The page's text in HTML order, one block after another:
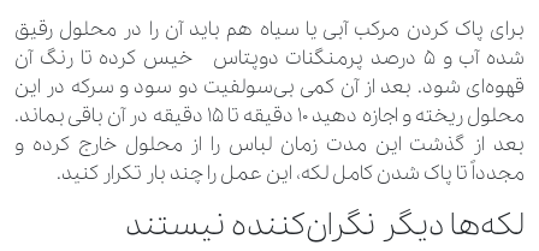
برای پاک کردن مرکب آبی یا سیاه هم باید آن را در محلول رقیق
شده آب و ۵ درصد پرمنگنات دوپتاس خیس کرده تا رنگ آن
قهوه‌ای شود. بعد از آن کمی بی‌سولفیت دو سود و سرکه در این
محلول ریخته و اجازه دهید 10 دقیقه تا 15 دقیقه در آن باقی بماند.
بعد از گذشت این مدت زمان لباس را از محلول خارج کرده و
مجدداً تا پاک شدن کامل لکه، این عمل را چند بار تکرار کنید.
لکه‌ها دیگر نگران‌کننده نیستند